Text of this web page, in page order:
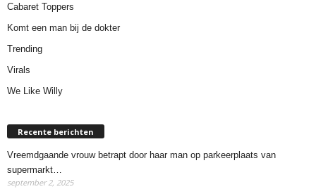
Cabaret Toppers
Komt een man bij de dokter
Trending
Virals
We Like Willy
Recente berichten
Vreemdgaande vrouw betrapt door haar man op parkeerplaats van
supermarkt…
september 2, 2025